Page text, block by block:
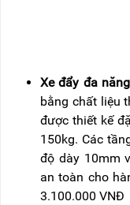
Xe đẩy đa
bằng chất liệu
được thiết kế
150kg. Các
độ dày 10mm
an toàn cho
3.100.000 VNĐ